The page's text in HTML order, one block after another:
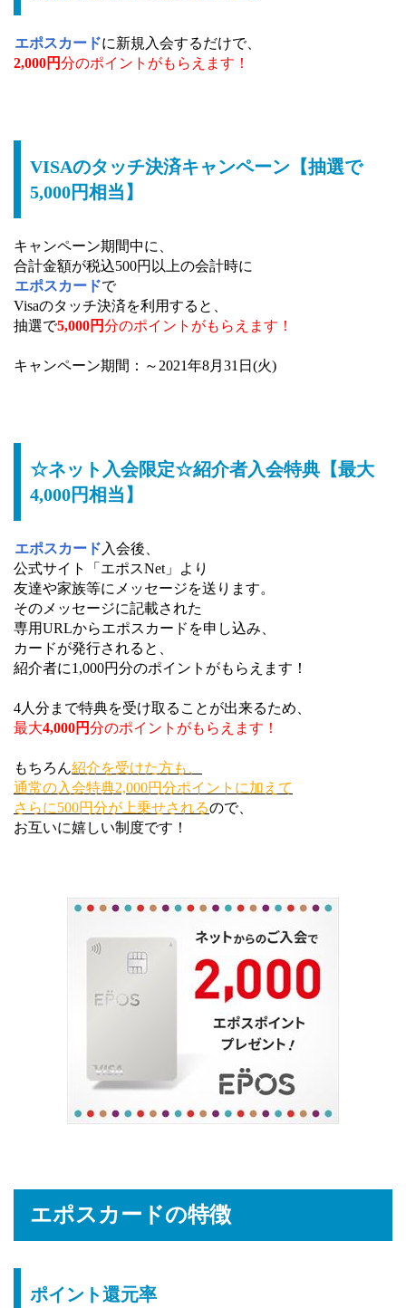
エポスカードに新規入会するだけで、
2,000円分のポイントがもらえます！
VISAのタッチ決済キャンペーン【抽選で
5,000円相当】
キャンペーン期間中に、
合計金額が税込500円以上の会計時に
エポスカードで
Visaのタッチ決済を利用すると、
抽選で5,000円分のポイントがもらえます！
キャンペーン期間：～2021年8月31日(火)
☆ネット入会限定☆紹介者入会特典【最大
4,000円相当】
エポスカード 入会後、
公式サイト「エポスNet」より
友達や家族等にメッセージを送ります。
そのメッセージに記載された
専用URLからエポスカードを申し込み、
カードが発行されると、
紹介者に1,000円分のポイントがもらえます！
4人分まで特典を受け取ることが出来るため、
最大4,000円分のポイントがもらえます！
もちろん紹介を受けた方も、
通常の入会特典2,000円分ポイントに加えて
さらに500円分が上乗せされるので、
お互いに嬉しい制度です！
エポスカードの特徴
ポイント還元率